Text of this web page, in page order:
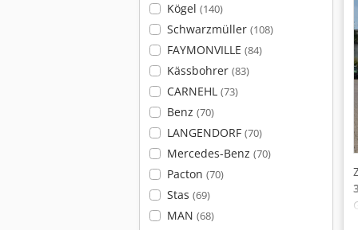
Kögel (140)
Schwarzmüller (108)
FAYMONVILLE (84)
Kässbohrer (83)
CARNEHL (73)
Benz (70)
LANGENDORF (70)
Mercedes-Benz (70)
Pacton (70)
Stas (69)
MAN (68)